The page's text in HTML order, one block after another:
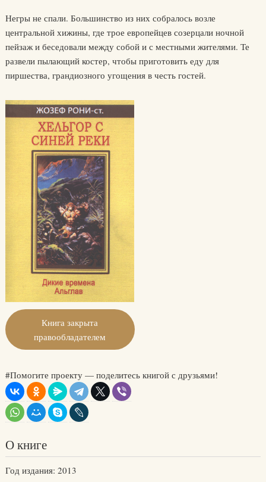
Негры не спали. Большинство из них собралось возле
центральной хижины, где трое европейцев созерцали ночной
пейзаж и беседовали между собой и с местными жителями. Те
развели пылающий костер, чтобы приготовить еду для
пиршества, грандиозного угощения в честь гостей.
Книга закрыта
правообладателем
#Помогите проекту — поделитесь книгой с друзьями!
О книге
Год издания: 2013